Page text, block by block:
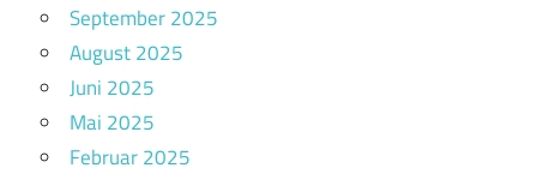
September 2025
August 2025
Juni 2025
Mai 2025
Februar 2025